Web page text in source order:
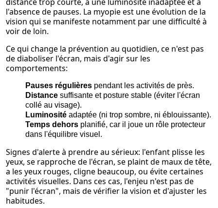
l'absence de pauses. La myopie est une évolution de la
vision qui se manifeste notamment par une difficulté à
voir de loin.
Ce qui change la prévention au quotidien, ce n'est pas
de diaboliser l'écran, mais d'agir sur les
comportements:
Pauses régulières pendant les activités de près.
Distance suffisante et posture stable (éviter l'écran
collé au visage).
Luminosité adaptée (ni trop sombre, ni éblouissante).
Temps dehors planifié, car il joue un rôle protecteur
dans l'équilibre visuel.
Signes d'alerte à prendre au sérieux: l'enfant plisse les
yeux, se rapproche de l'écran, se plaint de maux de tête,
a les yeux rouges, cligne beaucoup, ou évite certaines
activités visuelles. Dans ces cas, l'enjeu n'est pas de
"punir l'écran", mais de vérifier la vision et d'ajuster les
habitudes.